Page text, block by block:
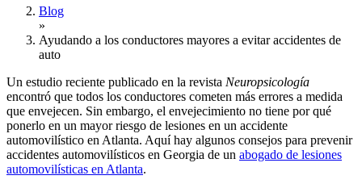
Blog
»
Ayudando a los conductores mayores a evitar accidentes de
auto
Un estudio reciente publicado en la revista Neuropsicología
encontró que todos los conductores cometen más errores a medida
que envejecen. Sin embargo, el envejecimiento no tiene por qué
ponerlo en un mayor riesgo de lesiones en un accidente
automovilístico en Atlanta. Aquí hay algunos consejos para prevenir
accidentes automovilísticos en Georgia de un abogado de lesiones
automovilísticas en Atlanta.